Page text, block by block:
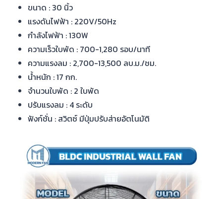
ขนาด : 30 นิ้ว
แรงดันไฟฟ้า : 220V/50Hz
กำลังไฟฟ้า : 130W
ความเร็วใบพัด : 700-1,280 รอบ/นาที
ความแรงลม : 2,700-13,500 ลบ.ม./ชม.
น้ำหนัก : 17 กก.
จำนวนใบพัด : 2 ใบพัด
ปรับแรงลม : 4 ระดับ
ฟังก์ชั่น : สวิตซ์ มีปุ่มปรับส่ายอัตโนมัติ